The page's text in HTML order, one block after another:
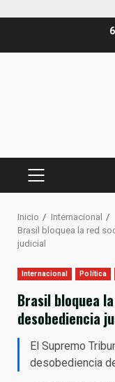
MENÚ
Inicio
Internacional
Brasil bloquea la red
judicial
Internacional Política
Brasil bloquea
desobediencia
El Supremo
desobediencia